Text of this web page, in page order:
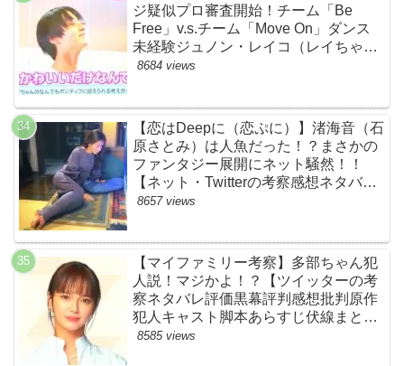
ジ疑似プロ審査開始！チーム「Be
Free」v.s.チーム「Move On」ダンス
未経験ジュノン・レイコ（レイちゃ
ん）頑張れ！ルイルイかわいすぎる
BE:FIRST・ビーファースト】
8684 views
【恋はDeepに（恋ぷに）】渚海音（石
原さとみ）は人魚だった！？まさかの
ファンタジー展開にネット騒然！！
【ネット・Twitterの考察感想ネタバレ
評価評判あらすじまとめ】
8657 views
【マイファミリー考察】多部ちゃん犯
人説！マジかよ！？【ツイッターの考
察ネタバレ評価黒幕評判感想批判原作
犯人キャスト脚本あらすじ伏線まと
め・多部未華子】
8585 views